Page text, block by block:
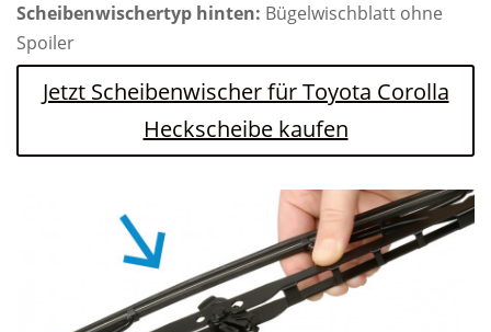
Scheibenwischertyp hinten: Bügelwischblatt ohne
Spoiler
Jetzt Scheibenwischer für Toyota Corolla
Heckscheibe kaufen